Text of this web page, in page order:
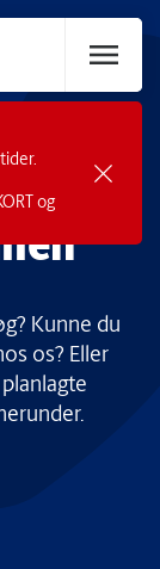
og
Kunne du
os? Eller